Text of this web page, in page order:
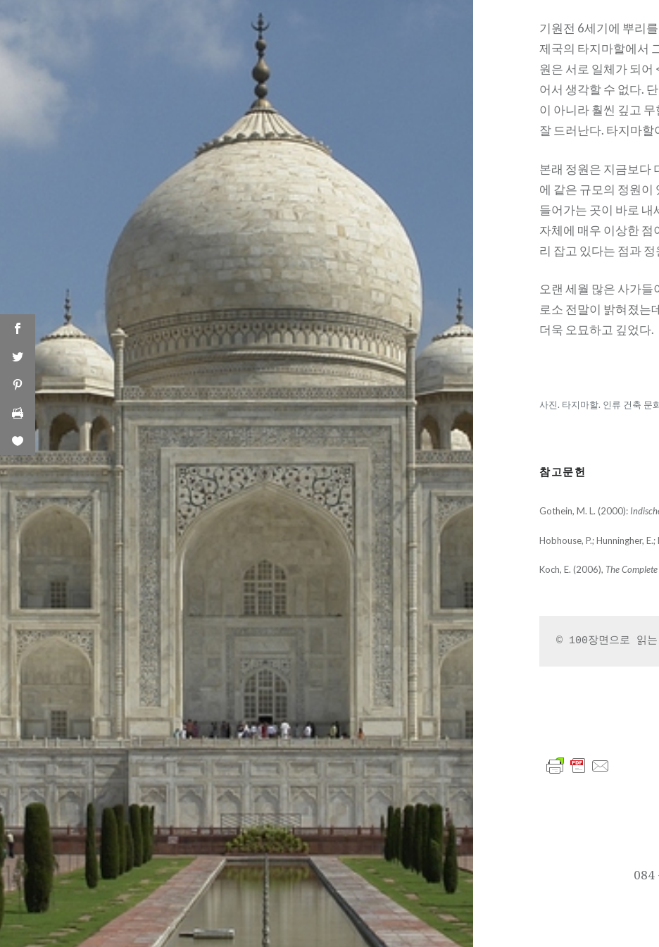
기원전 6세기에 뿌리
제국의 타지마할에서
원은 서로 일체가 되어
어서 생각할 수 없다.
이 아니라 훨씬 깊고
잘 드러난다. 타지마
본래 정원은 지금보다
에 같은 규모의 정원이
들어가는 곳이 바로 내
자체에 매우 이상한 점
리 잡고 있다는 점과
오랜 세월 많은 사가들
로소 전말이 밝혀졌는
더욱 오묘하고 깊었다.
사진. 타지마할. 인류 건축 문
참고문헌
Gothein, M. L. (2000):
Hobhouse, P.; Hunningher,
Koch, E. (2006), The
© 100장면으로 읽
글
내
비
게
이
084